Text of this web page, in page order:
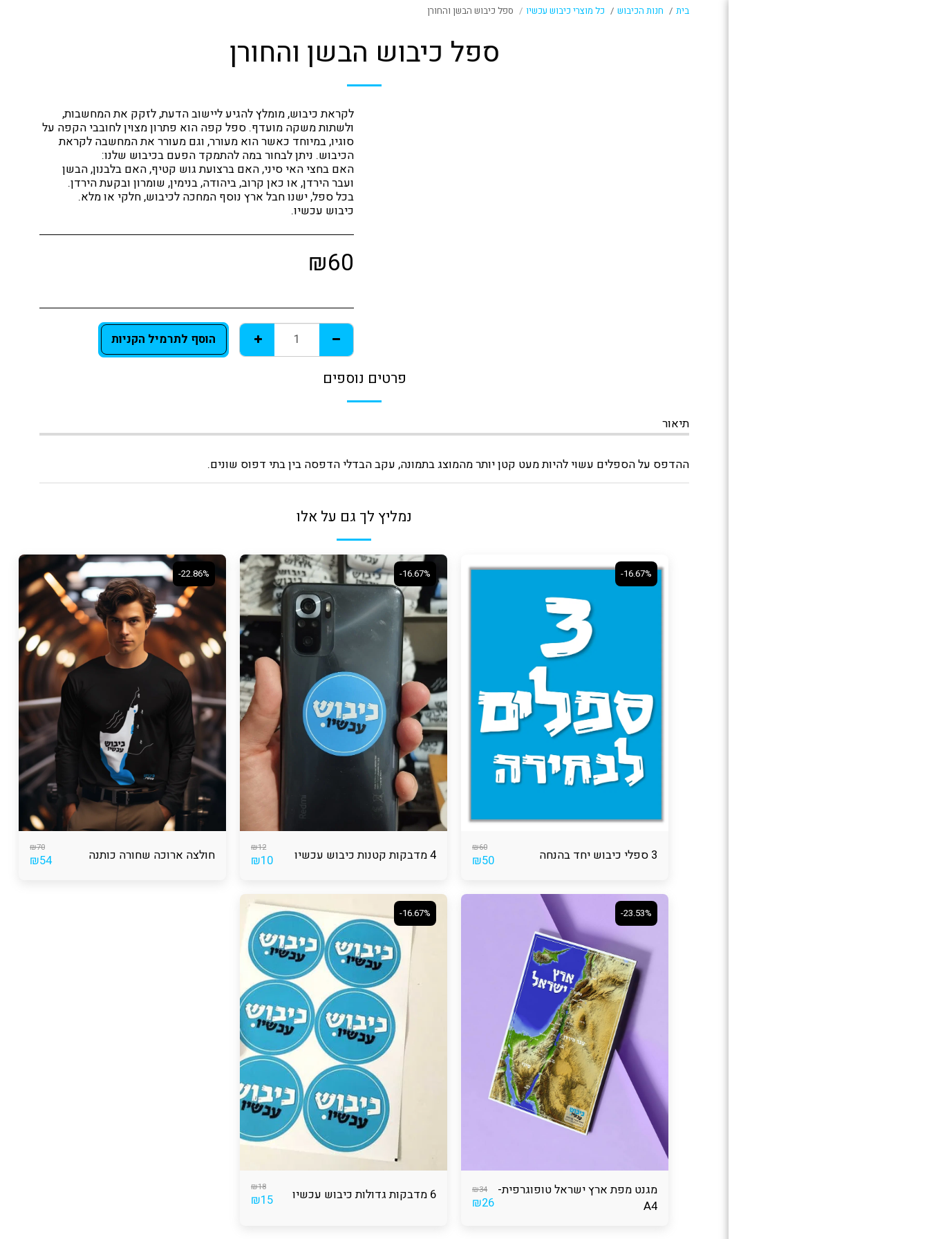
בית חנות הכיבוש כל מוצרי כיבוש עכשיו ספל כיבוש הבשן והחורן
ספל כיבוש הבשן והחורן
לקראת כיבוש, מומלץ להגיע ליישוב הדעת, לזקק את המחשבות,
ולשתות משקה מועדף. ספל קפה הוא פתרון מצוין לחובבי הקפה על
סוגיו, במיוחד כאשר הוא מעורר, וגם מעורר את המחשבה לקראת
האם בחצי האי סיני, האם ברצועת גוש קטיף, האם בלבנון, הבשן
כיבוש עכשיו.
₪60
הוסף לתרמיל הקניות
פרטים נוספים
תיאור
ההדפס על הספלים עשוי להיות מעט קטן יותר מהמוצג בתמונה, עקב הבדלי הדפסה בין בתי דפוס שונים.
נמליץ לך גם על אלו
-16.67%
3 ספלי כיבוש יחד בהנחה ₪60
₪50
-16.67%
4 מדבקות קטנות כיבוש עכשיו ₪12
₪10
-22.86%
חולצה ארוכה שחורה כותנה ₪70
₪54
-23.53%
מגנט מפת ארץ ישראל טופוגרפית-
A4
₪34
₪26
-16.67%
6 מדבקות גדולות כיבוש עכשיו ₪18
₪15